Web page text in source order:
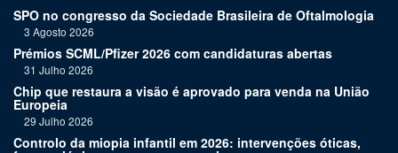
SPO no congresso da Sociedade Brasileira de Oftalmologia
3 Agosto 2026
Prémios SCML/Pfizer 2026 com candidaturas abertas
31 Julho 2026
Chip que restaura a visão é aprovado para venda na União
Europeia
29 Julho 2026
Controlo da miopia infantil em 2026: intervenções óticas,